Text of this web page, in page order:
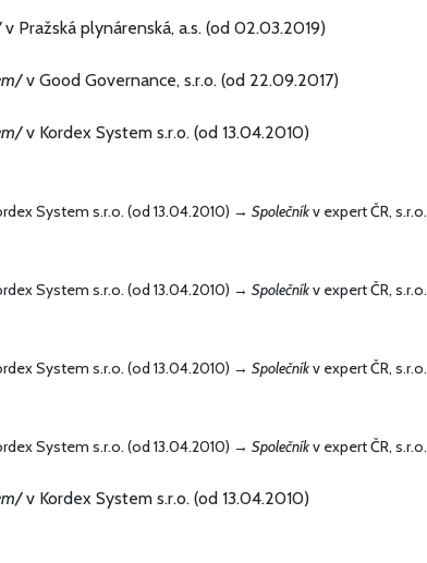
v Pražská plynárenská, a.s. (od 02.03.2019)
v Good Governance, s.r.o. (od 22.09.2017)
v Kordex System s.r.o. (od 13.04.2010)
System s.r.o. (od 13.04.2010) → Společníkv expert ČR, s.r.o.
System s.r.o. (od 13.04.2010) → Společníkv expert ČR, s.r.o.
System s.r.o. (od 13.04.2010) → Společníkv expert ČR, s.r.o.
System s.r.o. (od 13.04.2010) → Společníkv expert ČR, s.r.o.
v Kordex System s.r.o. (od 13.04.2010)